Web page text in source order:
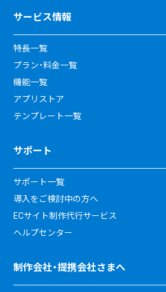
サービス情報
特長一覧
プラン・料金一覧
機能一覧
アプリストア
テンプレート一覧
サポート
サポート一覧
導入をご検討中の方へ
ECサイト制作代行サービス
ヘルプセンター
制作会社・提携会社さまへ